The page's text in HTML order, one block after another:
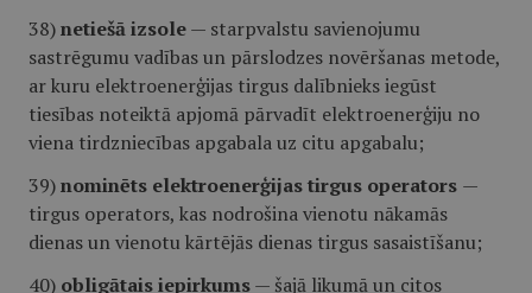
38)netiešā izsole— starpvalstu savienojumu
sastrēgumu vadības un pārslodzes novēršanas metode,
ar kuru elektroenerģijas tirgus dalībnieks iegūst
tiesības noteiktā apjomā pārvadīt elektroenerģiju no
viena tirdzniecības apgabala uz citu apgabalu;
39)nominēts elektroenerģijas tirgus operators —
tirgus operators, kas nodrošina vienotu nākamās
dienas un vienotu kārtējās dienas tirgus sasaistīšanu;
40) obligātais iepirkums— šajā likumā un citos